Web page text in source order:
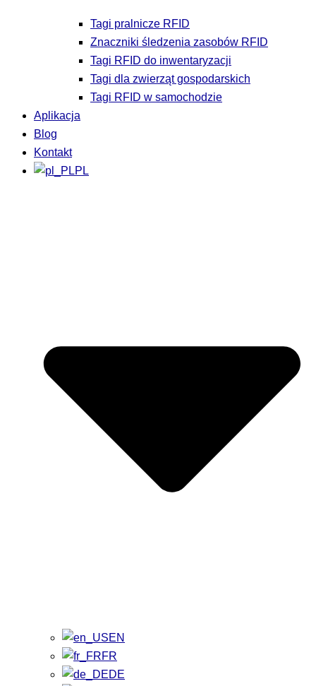
Tagi pralnicze RFID
Znaczniki śledzenia zasobów RFID
Tagi RFID do inwentaryzacji
Tagi dla zwierząt gospodarskich
Tagi RFID w samochodzie
Aplikacja
Blog
Kontakt
PL
EN
FR
DE